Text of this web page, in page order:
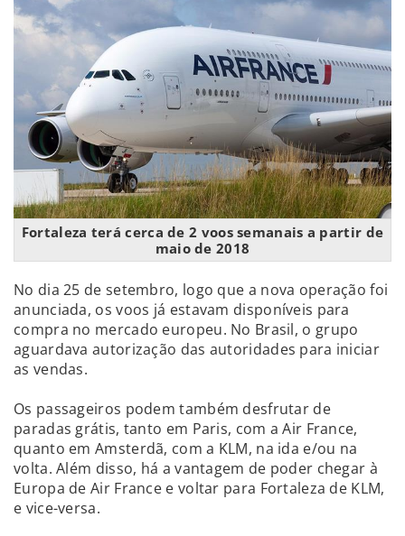
Fortaleza terá cerca de 2 voos semanais a partir de
maio de 2018
No dia 25 de setembro, logo que a nova operação foi
anunciada, os voos já estavam disponíveis para
compra no mercado europeu. No Brasil, o grupo
aguardava autorização das autoridades para iniciar
as vendas.
Os passageiros podem também desfrutar de
paradas grátis, tanto em Paris, com a Air France,
quanto em Amsterdã, com a KLM, na ida e/ou na
volta. Além disso, há a vantagem de poder chegar à
Europa de Air France e voltar para Fortaleza de KLM,
e vice-versa.